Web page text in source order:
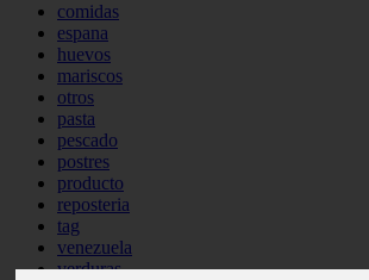
comidas
espana
huevos
mariscos
otros
pasta
pescado
postres
producto
reposteria
tag
venezuela
verduras